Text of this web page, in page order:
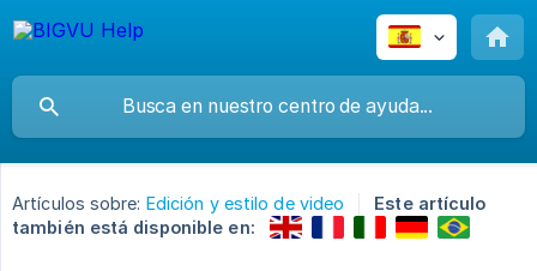
Artículos sobre: Edición y estilo de video
Este artículo
también está disponible en: